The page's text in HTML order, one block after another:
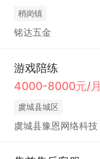
稍岗镇
铭达五金
游戏陪练
4000-8000元/月
虞城县城区
虞城县豫恩网络科技